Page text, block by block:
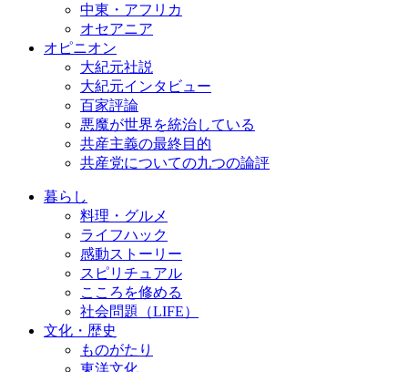
中東・アフリカ
オセアニア
オピニオン
大紀元社説
大紀元インタビュー
百家評論
悪魔が世界を統治している
共産主義の最終目的
共産党についての九つの論評
暮らし
料理・グルメ
ライフハック
感動ストーリー
スピリチュアル
こころを修める
社会問題（LIFE）
文化・歴史
ものがたり